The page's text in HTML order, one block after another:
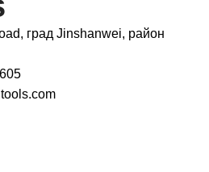
град Jinshanwei, район